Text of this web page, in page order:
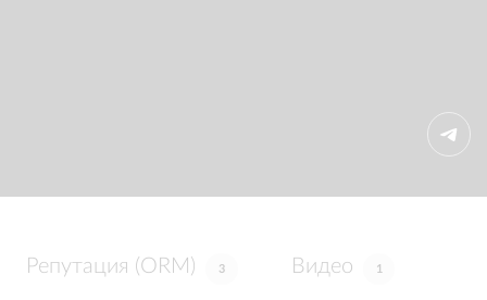
Репутация (ORM) 3 Видео 1